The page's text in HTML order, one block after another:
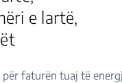
e lartë,
faturën tuaj të